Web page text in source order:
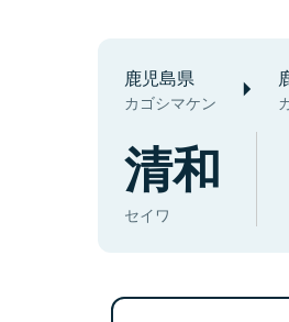
鹿児島県
カゴシマケン
清和
セイワ